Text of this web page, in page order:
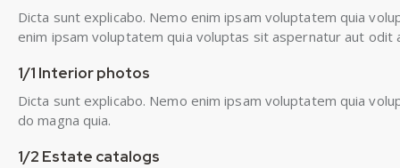
Dicta sunt explicabo. Nemo enim ipsam voluptatem quia
enim ipsam voluptatem quia voluptas sit aspernatur aut odit
1/1 Interior photos
Dicta sunt explicabo. Nemo enim ipsam voluptatem quia
do magna quia.
1/2 Estate catalogs